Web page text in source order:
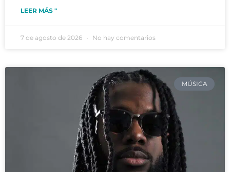
LEER MÁS "
7 de agosto de 2026 No hay comentarios
MÚSICA